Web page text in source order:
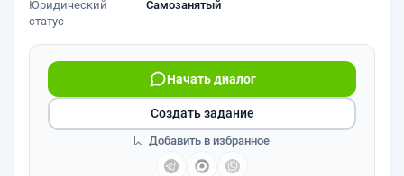
Юридический
статус
Самозанятый
Начать диалог
Создать задание
Добавить в избранное